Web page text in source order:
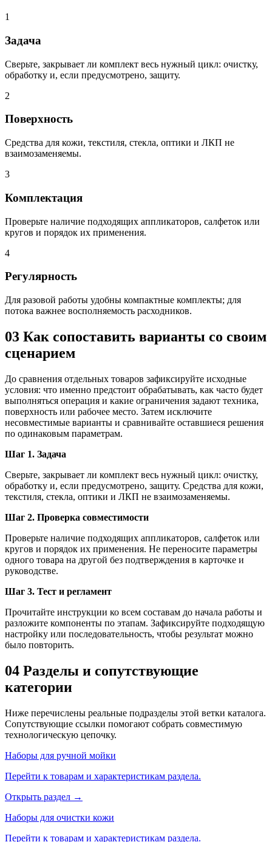
1
Задача
Сверьте, закрывает ли комплект весь нужный цикл: очистку,
обработку и, если предусмотрено, защиту.
2
Поверхность
Средства для кожи, текстиля, стекла, оптики и ЛКП не
взаимозаменяемы.
3
Комплектация
Проверьте наличие подходящих аппликаторов, салфеток или
кругов и порядок их применения.
4
Регулярность
Для разовой работы удобны компактные комплекты; для
потока важнее восполняемость расходников.
03 Как сопоставить варианты со своим
сценарием
До сравнения отдельных товаров зафиксируйте исходные
условия: что именно предстоит обрабатывать, как часто будет
выполняться операция и какие ограничения задают техника,
поверхность или рабочее место. Затем исключите
несовместимые варианты и сравнивайте оставшиеся решения
по одинаковым параметрам.
Шаг 1. Задача
Сверьте, закрывает ли комплект весь нужный цикл: очистку,
обработку и, если предусмотрено, защиту. Средства для кожи,
текстиля, стекла, оптики и ЛКП не взаимозаменяемы.
Шаг 2. Проверка совместимости
Проверьте наличие подходящих аппликаторов, салфеток или
кругов и порядок их применения. Не переносите параметры
одного товара на другой без подтверждения в карточке и
руководстве.
Шаг 3. Тест и регламент
Прочитайте инструкции ко всем составам до начала работы и
разложите компоненты по этапам. Зафиксируйте подходящую
настройку или последовательность, чтобы результат можно
было повторить.
04 Разделы и сопутствующие
категории
Ниже перечислены реальные подразделы этой ветки каталога.
Сопутствующие ссылки помогают собрать совместимую
технологическую цепочку.
Наборы для ручной мойки
Перейти к товарам и характеристикам раздела.
Открыть раздел →
Наборы для очистки кожи
Перейти к товарам и характеристикам раздела.